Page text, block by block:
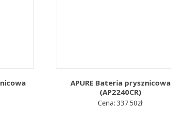
APURE Bateria prysznicowa
(AP2240CR)
Cena: 337.50zł